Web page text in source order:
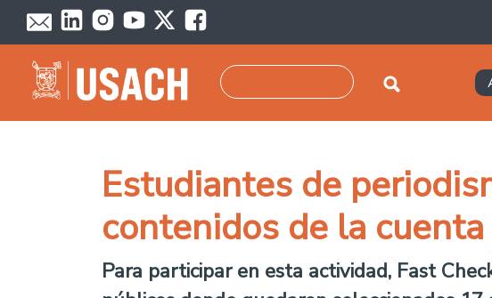
Skip to main content
Estudiantes de
contenidos de la
Para participar en esta actividad, Fast